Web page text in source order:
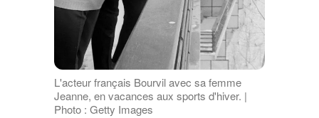
L'acteur français Bourvil avec sa femme
Jeanne, en vacances aux sports d'hiver. |
Photo : Getty Images